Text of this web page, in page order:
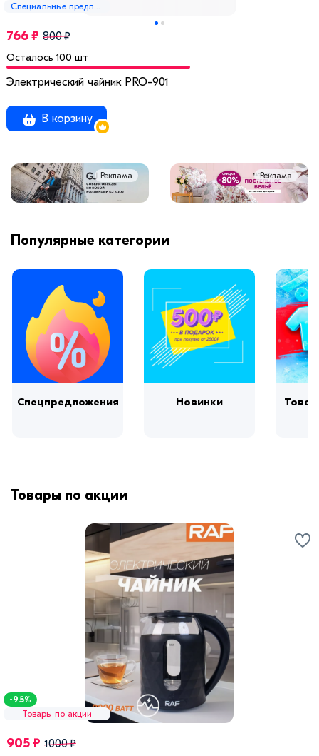
Специальные предложения
766 ₽ 800 ₽
Осталось 100 шт
Электрический чайник PRO-901
В корзину
Реклама Реклама
Популярные категории
Спецпредложения Новинки
Товары по акции
-9.5%
Товары по акции
905 ₽ 1000 ₽